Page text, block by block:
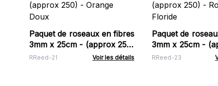
Paquet de roseaux en fibres
3mm x 25cm - (approx 250)
- Orange Doux
RReed-21 Voir les détails
Paquet de
3mm x 25cm -
- Rose de Floride
RReed-23